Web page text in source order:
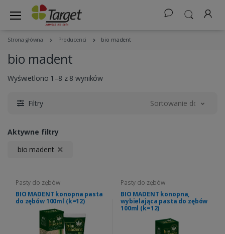
Strona główna Producenci bio madent
bio madent
Wyświetlono 1–8 z 8 wyników
Filtry Sortowanie domyślne
Aktywne filtry
bio madent
Pasty do zębów
BIO MADENT konopna pasta
do zębów 100ml (k=12)
Pasty do zębów
BIO MADENT konopna,
wybielająca pasta do zębów
100ml (k=12)